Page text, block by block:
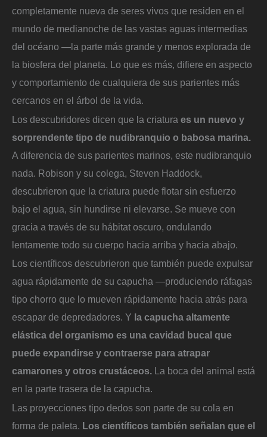
completamente nueva de seres vivos que residen en el
mundo de medianoche de las vastas aguas intermedias
del océano —la parte más grande y menos explorada de
la biosfera del planeta. Lo que es más, difiere en aspecto
y comportamiento de cualquiera de sus parientes más
cercanos en el árbol de la vida.
Los descubridores dicen que la criatura es un nuevo y
sorprendente tipo de nudibranquio o babosa marina.
A diferencia de sus parientes marinos, este nudibranquio
nada. Robison y su colega, Steven Haddock,
descubrieron que la criatura puede flotar sin esfuerzo
bajo el agua, sin hundirse ni elevarse. Se mueve con
gracia a través de su hábitat oscuro, ondulando
lentamente todo su cuerpo hacia arriba y hacia abajo.
Los científicos descubrieron que también puede expulsar
agua rápidamente de su capucha —produciendo ráfagas
tipo chorro que lo mueven rápidamente hacia atrás para
escapar de depredadores. Y la capucha altamente
elástica del organismo es una cavidad bucal que
puede expandirse y contraerse para atrapar
camarones y otros crustáceos. La boca del animal está
en la parte trasera de la capucha.
Las proyecciones tipo dedos son parte de su cola en
forma de paleta. Los científicos también señalan que el